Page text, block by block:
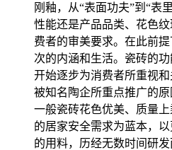
刚釉，从“表面功夫”到“表
性能还是产品品类、花色
费者的审美要求。在此前
次的内涵和生活。瓷砖的
开始逐步为消费者所重视
被知名陶企所重点推广的
一般瓷砖花色优美、质量
的居家安全需求为蓝本，
的用料，历经无数时间研